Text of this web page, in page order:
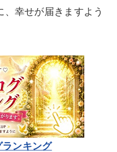
幸せが届きますよう
ランキング